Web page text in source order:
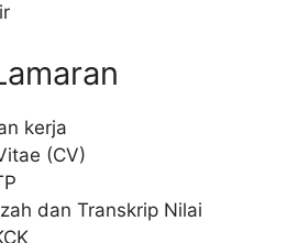
kerja
(CV)
dan Transkrip Nilai